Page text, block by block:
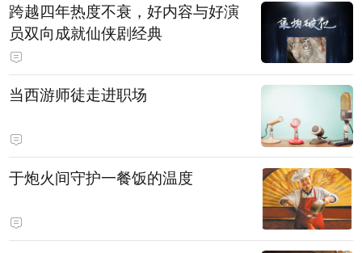
跨越四年热度不衰，好内容与好演
员双向成就仙侠剧经典
当西游师徒走进职场
于炮火间守护一餐饭的温度